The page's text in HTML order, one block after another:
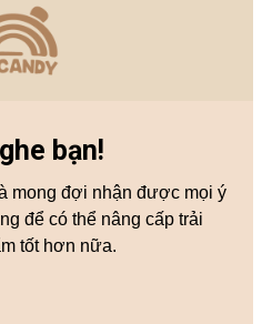
bạn!
mong đợi nhận được mọi ý
để có thể nâng cấp trải
tốt hơn nữa.